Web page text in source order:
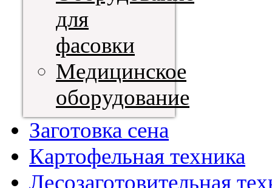
для
фасовки
Медицинское
оборудование
Заготовка сена
Картофельная техника
Лесозаготовительная